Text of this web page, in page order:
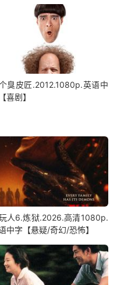
臭皮匠.2012.1080p.英语中
喜剧】
人6.炼狱.2026.高清1080p.
中字【悬疑/奇幻/恐怖】